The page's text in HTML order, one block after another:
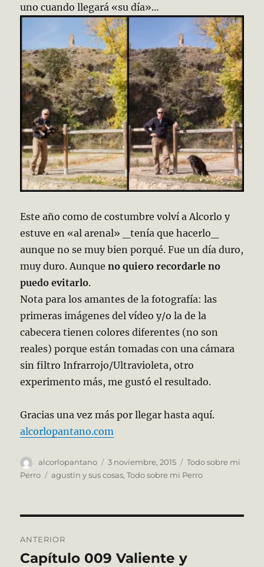
uno cuando llegará «su día»…
Este año como de costumbre volví a Alcorlo y
estuve en «al arenal» _tenía que hacerlo_
aunque no se muy bien porqué. Fue un día duro,
muy duro. Aunque no quiero recordarle no
puedo evitarlo.
Nota para los amantes de la fotografía: las
primeras imágenes del vídeo y/o la de la
cabecera tienen colores diferentes (no son
reales) porque están tomadas con una cámara
sin filtro Infrarrojo/Ultravioleta, otro
experimento más, me gustó el resultado.
Gracias una vez más por llegar hasta aquí.
alcorlopantano.com
Autor
alcorlopantano
Publicado
el
3 noviembre, 2015 Categorías
Todo sobre mi
Perro
Etiquetas
agustin y sus cosas,Todo sobre mi Perro
de
ANTERIOR
Entrada
Capítulo 009 Valiente y